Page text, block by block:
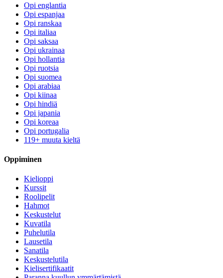
Opi englantia
Opi espanjaa
Opi ranskaa
Opi italiaa
Opi saksaa
Opi ukrainaa
Opi hollantia
Opi ruotsia
Opi suomea
Opi arabiaa
Opi kiinaa
Opi hindiä
Opi japania
Opi koreaa
Opi portugalia
119+ muuta kieltä
Oppiminen
Kielioppi
Kurssit
Roolipelit
Hahmot
Keskustelut
Kuvatila
Puhelutila
Lausetila
Sanatila
Keskustelutila
Kielisertifikaatit